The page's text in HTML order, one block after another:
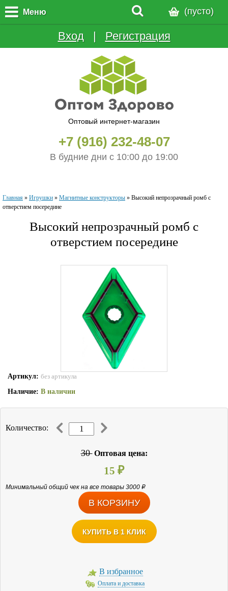
Вход
  |
Регистрация
(пусто)
Оптовый интернет-магазин
+7 (916) 232-48-07
В будние дни с 10:00 до 19:00
Меню
Главная » Игрушки » Магнитные конструкторы » Высокий непрозрачный ромб c
отверстием посередине
Высокий непрозрачный ромб c
отверстием посередине
Артикул: без артикула
Наличие: В наличии
Количество:
30 Оптовая цена:
15 ₽
Минимальный общий чек на все товары 3000 Р
КУПИТЬ В 1 КЛИК
В избранное
Оплата и доставка